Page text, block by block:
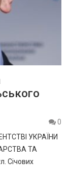
0
УКРАЇНИ
ТА
Січових